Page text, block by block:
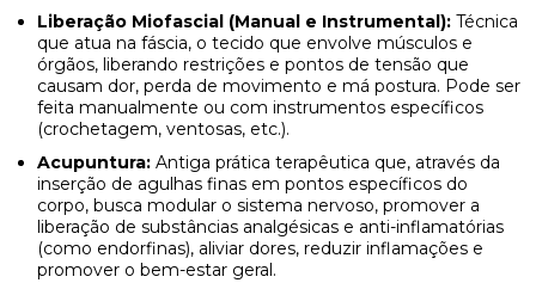
Liberação Miofascial (Manual e Instrumental): Técnica
que atua na fáscia, o tecido que envolve músculos e
órgãos, liberando restrições e pontos de tensão que
causam dor, perda de movimento e má postura. Pode ser
feita manualmente ou com instrumentos específicos
(crochetagem, ventosas, etc.).
Acupuntura: Antiga prática terapêutica que, através da
inserção de agulhas finas em pontos específicos do
corpo, busca modular o sistema nervoso, promover a
liberação de substâncias analgésicas e anti-inflamatórias
(como endorfinas), aliviar dores, reduzir inflamações e
promover o bem-estar geral.